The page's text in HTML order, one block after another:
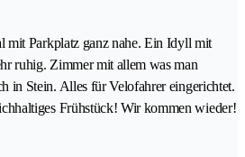
mit Parkplatz ganz nahe. Ein Idyll mit
ruhig. Zimmer mit allem was man
in Stein. Alles für Velofahrer eingerichtet.
Frühstück! Wir kommen wieder!